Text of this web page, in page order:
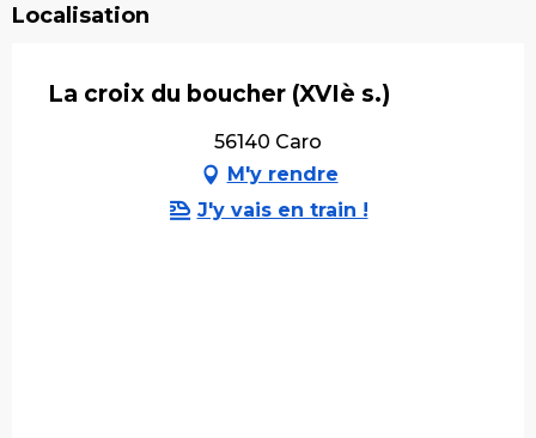
Localisation
La croix du boucher (XVIè s.)
56140 Caro
M'y rendre
J'y vais en train !